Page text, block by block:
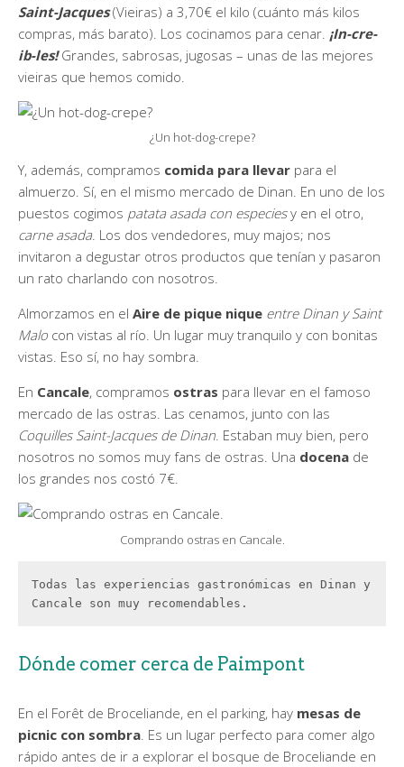
Saint-Jacques(Vieiras) a 3,70€ el kilo (cuánto más kilos
compras, más barato). Los cocinamos para cenar. ¡In-cre-
ib-les!Grandes, sabrosas, jugosas – unas de las mejores
vieiras que hemos comido.
¿Un hot-dog-crepe?
Y, además, compramos comida para llevar para el
almuerzo. Sí, en el mismo mercado de Dinan. En uno de los
puestos cogimos patata asada con especiesy en el otro,
carne asada. Los dos vendedores, muy majos; nos
invitaron a degustar otros productos que tenían y pasaron
un rato charlando con nosotros.
Almorzamos en el Aire de pique nique entre Dinan y Saint
Malo con vistas al río. Un lugar muy tranquilo y con bonitas
vistas. Eso sí, no hay sombra.
En Cancale, compramos ostras para llevar en el famoso
mercado de las ostras. Las cenamos, junto con las
Coquilles Saint-Jacques de Dinan. Estaban muy bien, pero
nosotros no somos muy fans de ostras. Una docena de
los grandes nos costó 7€.
Comprando ostras en Cancale.
Todas las experiencias gastronómicas en Dinan y
Cancale son muy recomendables.
Dónde comer cerca de Paimpont
En el Forêt de Broceliande, en el parking, hay mesas de
picnic con sombra . Es un lugar perfecto para comer algo
rápido antes de ir a explorar el bosque de Broceliande en